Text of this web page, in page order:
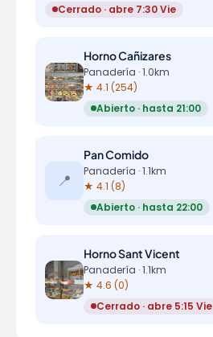
Cerrado · abre 7:30 Vie
Horno Cañizares
Panadería · 1.0km
★ 4.1 (254)
Abierto · hasta 21:00
📍
Pan Comido
Panadería · 1.1km
★ 4.1 (8)
Abierto · hasta 22:00
Horno Sant Vicent
Panadería · 1.1km
★ 4.6 (0)
Cerrado · abre 5:15 Vie